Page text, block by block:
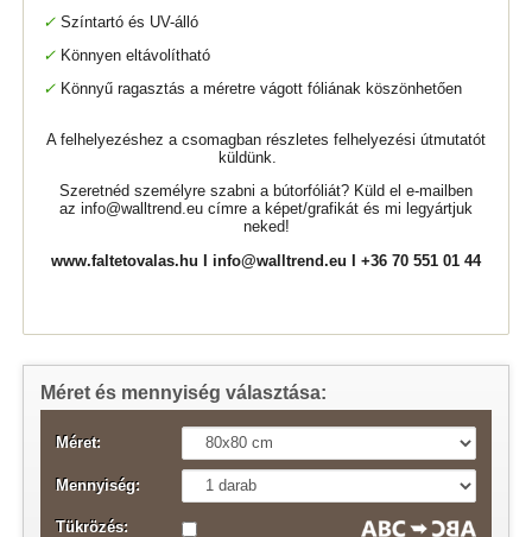
✓ Színtartó és UV-álló
✓ Könnyen eltávolítható
✓ Könnyű ragasztás a méretre vágott fóliának köszönhetően
A felhelyezéshez a csomagban részletes felhelyezési útmutatót
küldünk.
Szeretnéd személyre szabni a bútorfóliát? Küld el e-mailben
az info@walltrend.eu címre a képet/grafikát és mi legyártjuk
neked!
www.faltetovalas.hu I info@walltrend.eu I +36 70 551 01 44
Méret és mennyiség választása:
Méret:
Mennyiség:
Tükrözés: